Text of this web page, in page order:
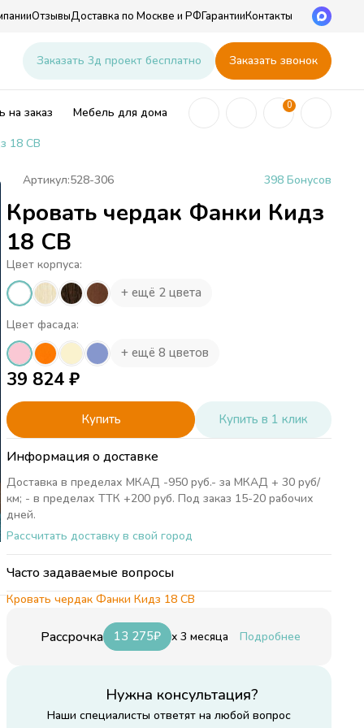
ОтзывыДоставка по Москве и РФГарантииКонтакты
Заказать 3д проект бесплатно Заказать звонок
на заказ Мебель для дома 0
18 СВ
Артикул:528-306 398 Бонусов
Кровать чердак Фанки Кидз
18 СВ
Цвет корпуса:
+ ещё 2 цвета
Цвет фасада:
+ ещё 8 цветов
39 824 ₽
Купить Купить в 1 клик
Информация о доставке
Доставка в пределах МКАД -950 руб.- за МКАД + 30 руб/
км; - в пределах ТТК +200 руб. Под заказ 15-20 рабочих
дней.
Рассчитать доставку в свой город
Часто задаваемые вопросы
Кровать чердак Фанки Кидз 18 СВ
Рассрочка 13 275₽ x 3 месяца Подробнее
Нужна консультация?
Наши специалисты ответят на любой вопрос